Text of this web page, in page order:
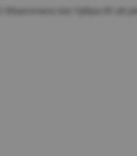
kan hjälpa till att